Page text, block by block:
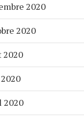
2020
2020
2020
2020